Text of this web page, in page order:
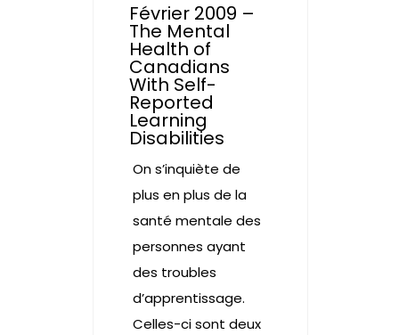
Février 2009 –
The Mental
Health of
Canadians
With Self-
Reported
Learning
Disabilities
On s’inquiète de
plus en plus de la
santé mentale des
personnes ayant
des troubles
d’apprentissage.
Celles-ci sont deux